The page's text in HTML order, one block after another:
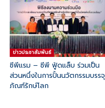
ข่าวประชาสัมพันธ์
ซีพีแรม – ซีพี ฟู้ดแล็บ ร่วมเป็น
ส่วนหนึ่งในการปั้นนวัตกรรมบรรจุ
ภัณฑ์รักษ์โลก